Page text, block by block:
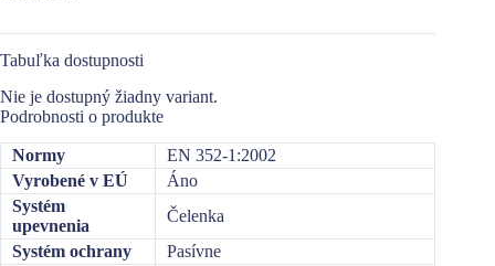
Tabuľka dostupnosti
Nie je dostupný žiadny variant.
Podrobnosti o produkte
Normy
EN 352-1:2002
Vyrobené v EÚ
Áno
Systém
upevnenia
Čelenka
Systém ochrany
Pasívne